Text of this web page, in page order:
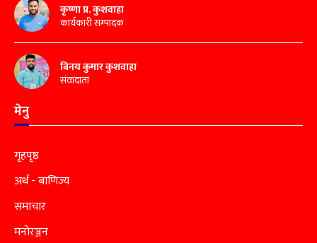
कृष्णा प्र. कुशवाहा
कार्यकारी सम्पादक
बिनय कुमार कुशवाहा
संवादाता
मेनु
गृहपृष्ठ
अर्थ - बाणिज्य
समाचार
मनोरञ्जन